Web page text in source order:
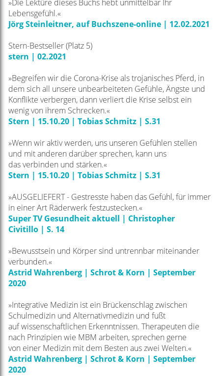
»Die Lektüre dieses Buchs hebt unmittelbar Ihr
Lebensgefühl.«
Jörg Steinleitner, auf Buchszene-online| 12.02.2021
Stern-Bestseller (Platz 5)
stern | 02.2021
»Begreifen wir die Corona-Krise als trojanisches Pferd, in
dem sich all unsere unbearbeiteten Gefühle, Ängste und
Konflikte verbergen, dann verliert die Krise selbst ein
wenig von ihrem Schrecken.«
Stern | 15.10.20 | Tobias Schmitz | S.31
»Wenn wir aktiv werden, uns unseren Gefühlen stellen
und mit anderen darüber sprechen, kann uns
dasverbinden und stärken.«
Stern | 15.10.20 | Tobias Schmitz | S.31
»AUSGELIEFERT - Gestresste haben das Gefühl, für immer
in einer Art Räderwerk festzustecken.«
Super TV Gesundheit aktuell | Christopher
Civitillo | S. 14
»Bewusstsein und Körper sind untrennbar miteinander
verbunden.«
Astrid Wahrenberg | Schrot & Korn | September
2020
»Integrative Medizin ist ein Brückenschlag zwischen
Schulmedizin und Alternativmedizin und fußt
aufwissenschaftlichen Erkenntnissen. Therapeuten die
nach Prinzipien wie MBM arbeiten, sprechen gerne
von einer Medizin mit dem Besten aus zwei Welten.«
Astrid Wahrenberg | Schrot & Korn | September
2020